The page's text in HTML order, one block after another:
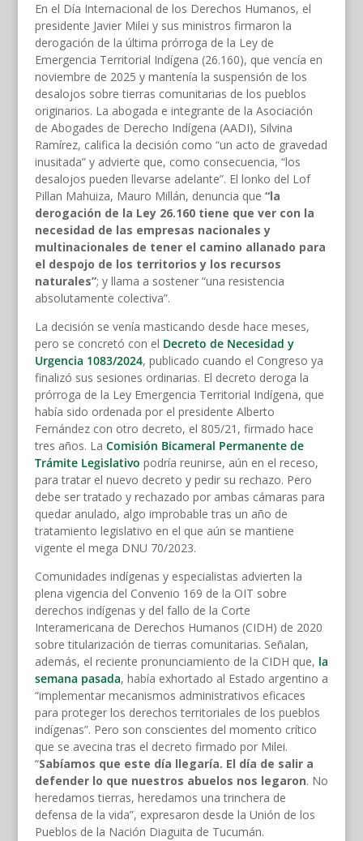
En el Día Internacional de los Derechos Humanos, el
presidente Javier Milei y sus ministros firmaron la
derogación de la última prórroga de la Ley de
Emergencia Territorial Indígena (26.160), que vencía en
noviembre de 2025 y mantenía la suspensión de los
desalojos sobre tierras comunitarias de los pueblos
originarios. La abogada e integrante de la Asociación
de Abogades de Derecho Indígena (AADI), Silvina
Ramírez, califica la decisión como “un acto de gravedad
inusitada” y advierte que, como consecuencia, “los
desalojos pueden llevarse adelante”. El lonko del Lof
Pillan Mahuiza, Mauro Millán, denuncia que “la
derogación de la Ley 26.160 tiene que ver con la
necesidad de las empresas nacionales y
multinacionales de tener el camino allanado para
el despojo de los territorios y los recursos
naturales”; y llama a sostener “una resistencia
absolutamente colectiva”.
La decisión se venía masticando desde hace meses,
pero se concretó con el Decreto de Necesidad y
Urgencia 1083/2024, publicado cuando el Congreso ya
finalizó sus sesiones ordinarias. El decreto deroga la
prórroga de la Ley Emergencia Territorial Indígena, que
había sido ordenada por el presidente Alberto
Fernández con otro decreto, el 805/21, firmado hace
tres años. La Comisión Bicameral Permanente de
Trámite Legislativo podría reunirse, aún en el receso,
para tratar el nuevo decreto y pedir su rechazo. Pero
debe ser tratado y rechazado por ambas cámaras para
quedar anulado, algo improbable tras un año de
tratamiento legislativo en el que aún se mantiene
vigente el mega DNU 70/2023.
Comunidades indígenas y especialistas advierten la
plena vigencia del Convenio 169 de la OIT sobre
derechos indígenas y del fallo de la Corte
Interamericana de Derechos Humanos (CIDH) de 2020
sobre titularización de tierras comunitarias. Señalan,
además, el reciente pronunciamiento de la CIDH que, la
semana pasada, había exhortado al Estado argentino a
“implementar mecanismos administrativos eficaces
para proteger los derechos territoriales de los pueblos
indígenas”. Pero son conscientes del momento crítico
que se avecina tras el decreto firmado por Milei.
“Sabíamos que este día llegaría. El día de salir a
defender lo que nuestros abuelos nos legaron. No
heredamos tierras, heredamos una trinchera de
defensa de la vida”, expresaron desde la Unión de los
Pueblos de la Nación Diaguita de Tucumán.